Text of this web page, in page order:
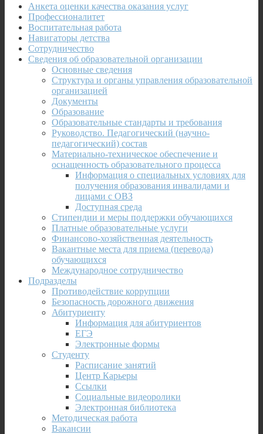
Анкета оценки качества оказания услуг
Профессионалитет
Воспитательная работа
Навигаторы детства
Сотрудничество
Сведения об образовательной организации
Основные сведения
Структура и органы управления образовательной
организацией
Документы
Образование
Образовательные стандарты и требования
Руководство. Педагогический (научно-
педагогический) состав
Материально-техническое обеспечение и
оснащенность образовательного процесса
Информация о специальных условиях для
получения образования инвалидами и
лицами с ОВЗ
Доступная среда
Стипендии и меры поддержки обучающихся
Платные образовательные услуги
Финансово-хозяйственная деятельность
Вакантные места для приема (перевода)
обучающихся
Международное сотрудничество
Подразделы
Противодействие коррупции
Безопасность дорожного движения
Абитуриенту
Информация для абитуриентов
ЕГЭ
Электронные формы
Студенту
Расписание занятий
Центр Карьеры
Ссылки
Социальные видеоролики
Электронная библиотека
Методическая работа
Вакансии